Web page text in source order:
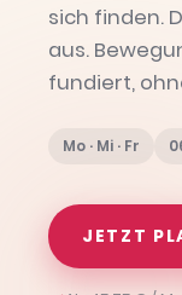
sich finden.
aus.
fundiert,
Mo · Mi · Fr
JETZT